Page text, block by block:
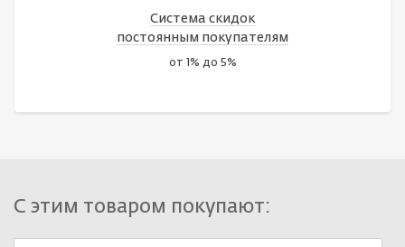
Система скидок
постоянным покупателям
от 1% до 5%
С этим товаром покупают: